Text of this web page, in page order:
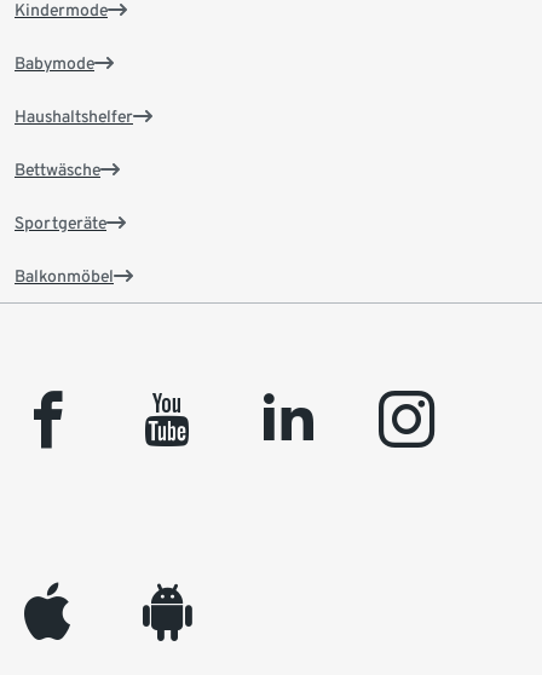
Kindermode
Babymode
Haushaltshelfer
Bettwäsche
Sportgeräte
Balkonmöbel
facebook youtube linkedin instagram
appleinc android